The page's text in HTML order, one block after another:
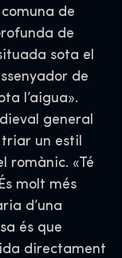
de
de
sota el
de
l’aigua».
general
un estil
romànic. «Té
molt més
d’una
és que
directament